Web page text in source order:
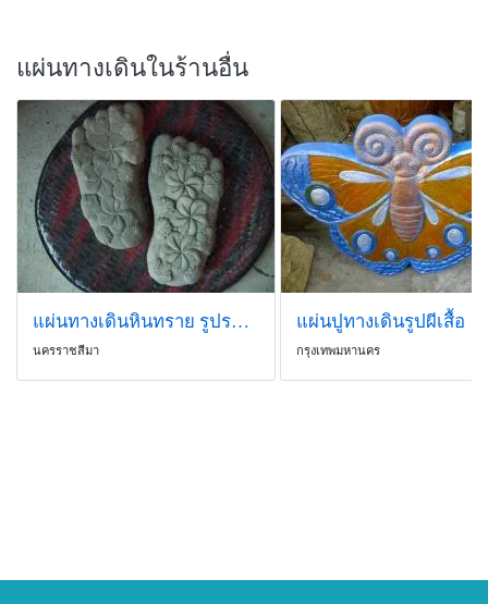
แผ่นทางเดินในร้านอื่น
แผ่นทางเดินหินทราย รูปรอยเท้า
นครราชสีมา
แผ่นปูทางเดินรูปผีเสื้อ
กรุงเทพมหานคร